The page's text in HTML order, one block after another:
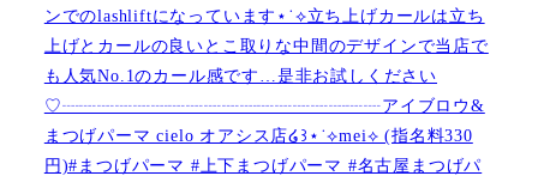
ンでのlashliftになっています⋆˙⟡立ち上げカールは立ち
上げとカールの良いとこ取りな中間のデザインで当店で
も人気No.1のカール感です…是非お試しください️
♡┈┈┈┈┈┈┈┈┈┈┈┈┈┈┈┈┈┈アイブロウ&
まつげパーマ cielo オアシス店໒꒱⋆˙⟡︎mei⟡ (指名料330
円)#まつげパーマ #上下まつげパーマ #名古屋まつげパ